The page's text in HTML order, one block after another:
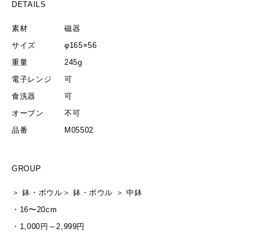
DETAILS
素材
磁器
サイズ
φ165×56
重量
245g
電子レンジ
可
食洗器
可
オーブン
不可
品番
M05502
GROUP
＞鉢・ボウル ＞ 鉢・ボウル ＞中鉢
・ 16〜20cm
・ 1,000円～2,999円